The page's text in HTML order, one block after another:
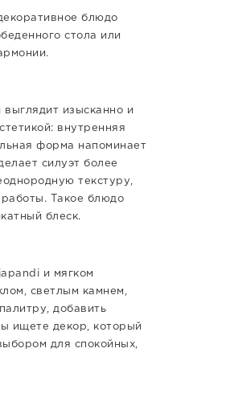
блюдо
стола или
изысканно и
внутренняя
форма напоминает
силуэт более
текстуру,
Такое блюдо
блеск.
и мягком
светлым камнем,
добавить
ищете декор, который
для спокойных,